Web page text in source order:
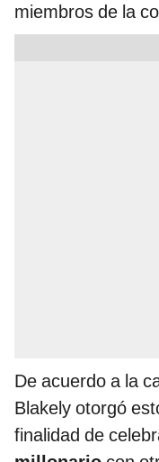
miembros de la
De acuerdo a la
Blakely otorgó
finalidad de